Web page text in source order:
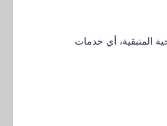
المتبقية، أي خدمات